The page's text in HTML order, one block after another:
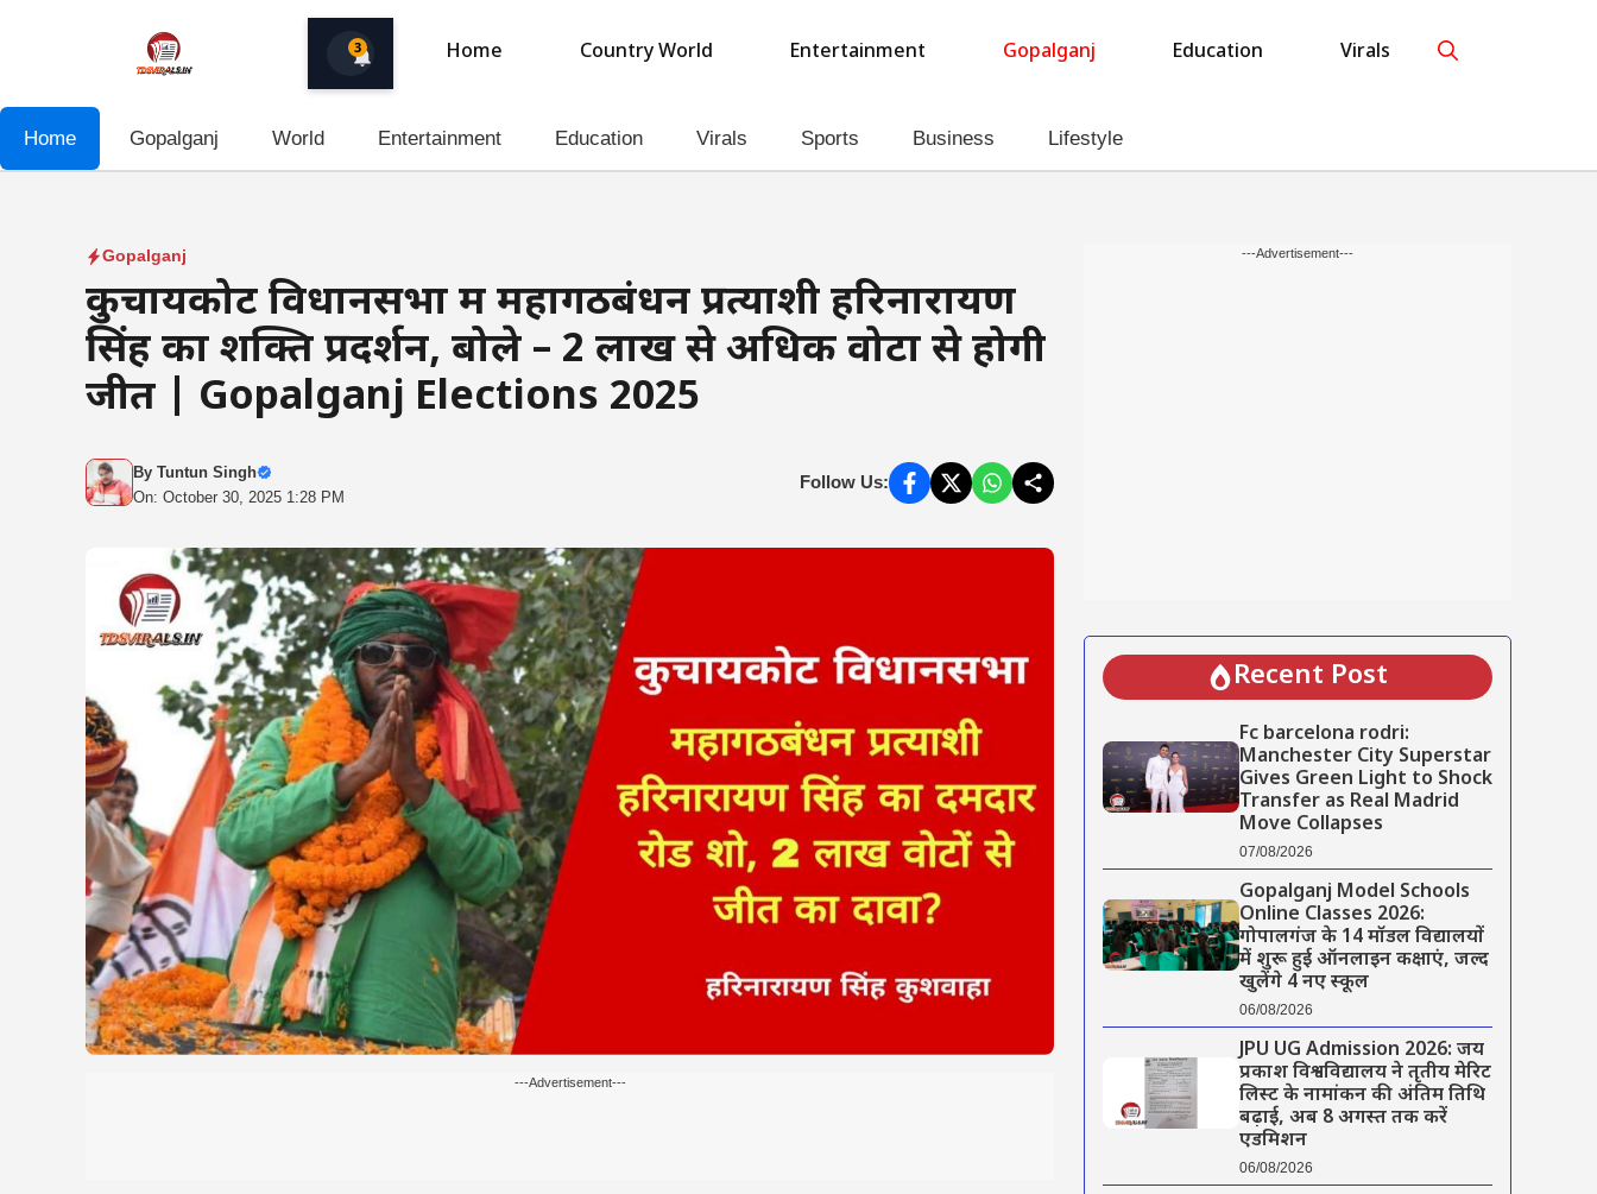
3 Home Country World Entertainment Gopalganj Education Virals
Home Gopalganj World Entertainment Education Virals Sports Business Lifestyle
Gopalganj
कुचायकोट विधानसभा में महागठबंधन प्रत्याशी हरिनारायण
सिंह का शक्ति प्रदर्शन, बोले – 2 लाख से अधिक वोटों से होगी
जीत | Gopalganj Elections 2025
By Tuntun Singh
On: October 30, 2025 1:28 PM
Follow Us:
---Advertisement---
---Advertisement---
Recent Post
Fc barcelona rodri:
Manchester City Superstar
Gives Green Light to Shock
Transfer as Real Madrid
Move Collapses
07/08/2026
Gopalganj Model Schools
Online Classes 2026:
गोपालगंज के 14 मॉडल विद्यालयों
में शुरू हुई ऑनलाइन कक्षाएं, जल्द
खुलेंगे 4 नए स्कूल
06/08/2026
JPU UG Admission 2026: जय
प्रकाश विश्वविद्यालय ने तृतीय मेरिट
लिस्ट के नामांकन की अंतिम तिथि
बढ़ाई, अब 8 अगस्त तक करें
एडमिशन
06/08/2026